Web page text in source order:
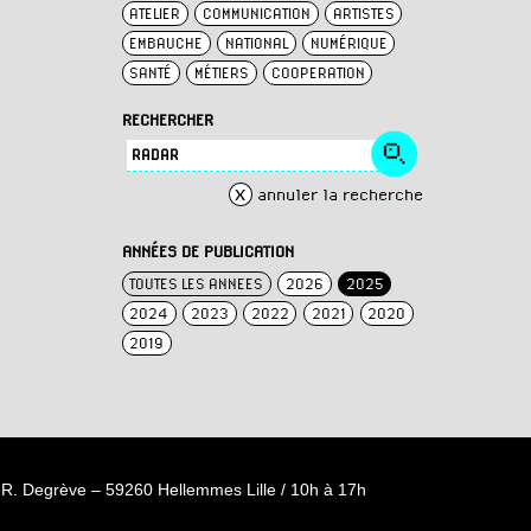
ATELIER
COMMUNICATION
ARTISTES
EMBAUCHE
NATIONAL
NUMÉRIQUE
SANTÉ
MÉTIERS COOPERATION
RECHERCHER
x annuler la recherche
ANNÉES DE PUBLICATION
TOUTES LES ANNEES 2026
2025
2024
2023 2022 2021
2020
2019
Degrève – 59260 Hellemmes Lille / 10h à 17h